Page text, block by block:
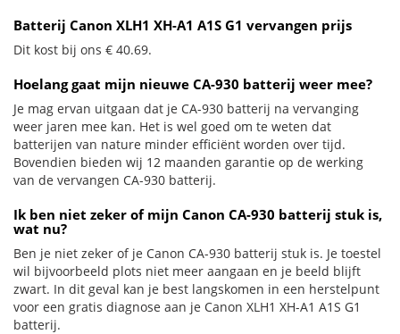
Batterij Canon XLH1 XH-A1 A1S G1 vervangen prijs
Dit kost bij ons € 40.69.
Hoelang gaat mijn nieuwe CA-930 batterij weer mee?
Je mag ervan uitgaan dat je CA-930 batterij na vervanging
weer jaren mee kan. Het is wel goed om te weten dat
batterijen van nature minder efficiënt worden over tijd.
Bovendien bieden wij 12 maanden garantie op de werking
van de vervangen CA-930 batterij.
Ik ben niet zeker of mijn Canon CA-930 batterij stuk is,
wat nu?
Ben je niet zeker of je Canon CA-930 batterij stuk is. Je toestel
wil bijvoorbeeld plots niet meer aangaan en je beeld blijft
zwart. In dit geval kan je best langskomen in een herstelpunt
voor een gratis diagnose aan je Canon XLH1 XH-A1 A1S G1
batterij.